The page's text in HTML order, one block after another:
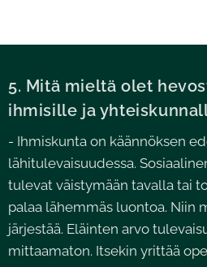
5. Mitä mieltä olet
ihmisille ja
- Ihmiskunta on käännöksen
lähitulevaisuudessa.
tulevat väistymään tavalla tai
palaa lähemmäs luontoa. Niin
järjestää. Eläinten arvo
mittaamaton. Itsekin yrittää